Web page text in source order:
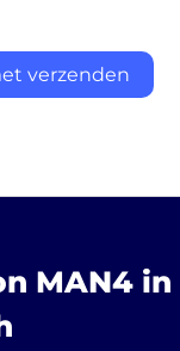
verzenden
MAN4 in